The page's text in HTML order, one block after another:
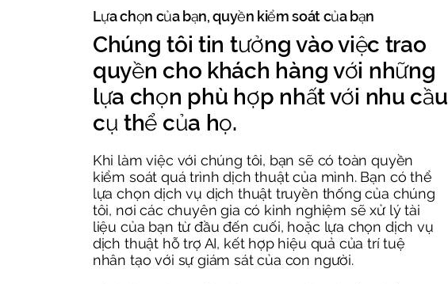
​Lựa chọn của bạn, quyền kiểm soát của bạn
​Chúng tôi tin tưởng vào việc trao
quyền cho khách hàng với những
lựa chọn phù hợp nhất với nhu cầu
cụ thể của họ.
Khi làm việc với chúng tôi, bạn sẽ có toàn quyền
kiểm soát quá trình dịch thuật của mình. Bạn có thể
lựa chọn dịch vụ dịch thuật truyền thống của chúng
tôi, nơi các chuyên gia có kinh nghiệm sẽ xử lý tài
liệu của bạn từ đầu đến cuối, hoặc lựa chọn dịch vụ
dịch thuật hỗ trợ AI, kết hợp hiệu quả của trí tuệ
nhân tạo với sự giám sát của con người.